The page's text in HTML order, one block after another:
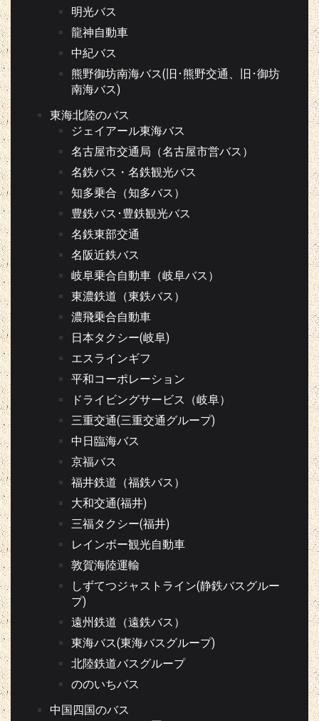
明光バス
龍神自動車
中紀バス
熊野御坊南海バス(旧･熊野交通、旧･御坊
南海バス)
東海北陸のバス
ジェイアール東海バス
名古屋市交通局（名古屋市営バス）
名鉄バス・名鉄観光バス
知多乗合（知多バス）
豊鉄バス･豊鉄観光バス
名鉄東部交通
名阪近鉄バス
岐阜乗合自動車（岐阜バス）
東濃鉄道（東鉄バス）
濃飛乗合自動車
日本タクシー(岐阜)
エスラインギフ
平和コーポレーション
ドライビングサービス（岐阜）
三重交通(三重交通グループ)
中日臨海バス
京福バス
福井鉄道（福鉄バス）
大和交通(福井)
三福タクシー(福井)
レインボー観光自動車
敦賀海陸運輸
しずてつジャストライン(静鉄バスグルー
プ)
遠州鉄道（遠鉄バス）
東海バス(東海バスグループ)
北陸鉄道バスグループ
ののいちバス
中国四国のバス